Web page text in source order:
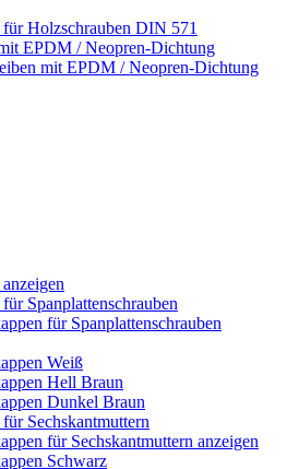
Holzschrauben DIN 571
EPDM / Neopren-Dichtung
mit EPDM / Neopren-Dichtung
Spanplattenschrauben
für Spanplattenschrauben
Weiß
Hell Braun
Dunkel Braun
Sechskantmuttern
für Sechskantmuttern anzeigen
Schwarz